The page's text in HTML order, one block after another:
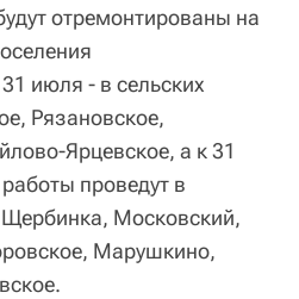
отремонтированы на
июля - в сельских
Рязановское,
Ярцевское, а к 31
проведут в
Щербинка, Московский,
Марушкино,